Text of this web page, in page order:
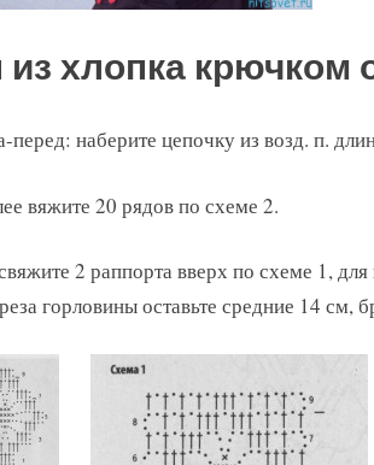
из хлопка крючком
перед: наберите цепочку из возд. п.
вяжите 20 рядов по схеме 2.
2 раппорта вверх по схеме 1,
горловины оставьте средние 14 см,